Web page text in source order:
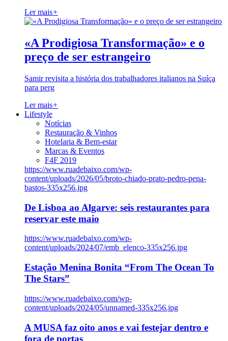
Ler mais+
«A Prodigiosa Transformação» e o
preço de ser estrangeiro
Samir revisita a história dos trabalhadores italianos na Suíça
para perg
Ler mais+
Lifestyle
Notícias
Restauração & Vinhos
Hotelaria & Bem-estar
Marcas & Eventos
F4F 2019
https://www.ruadebaixo.com/wp-
content/uploads/2026/05/broto-chiado-prato-pedro-pena-
bastos-335x256.jpg
De Lisboa ao Algarve: seis restaurantes para
reservar este maio
https://www.ruadebaixo.com/wp-
content/uploads/2024/07/emb_elenco-335x256.jpg
Estação Menina Bonita “From The Ocean To
The Stars”
https://www.ruadebaixo.com/wp-
content/uploads/2024/05/unnamed-335x256.jpg
A MUSA faz oito anos e vai festejar dentro e
fora de portas